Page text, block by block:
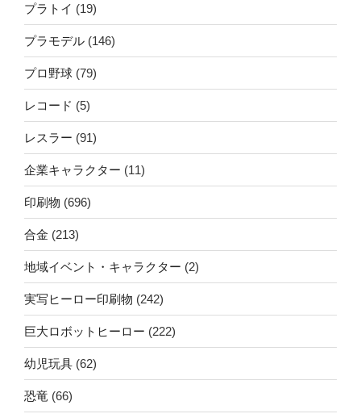
プラトイ (19)
プラモデル (146)
プロ野球 (79)
レコード (5)
レスラー (91)
企業キャラクター (11)
印刷物 (696)
合金 (213)
地域イベント・キャラクター (2)
実写ヒーロー印刷物 (242)
巨大ロボットヒーロー (222)
幼児玩具 (62)
恐竜 (66)